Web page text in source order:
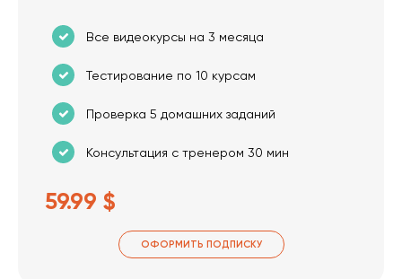
Все видеокурсы на 3 месяца
Тестирование по 10 курсам
Проверка 5 домашних заданий
Консультация с тренером 30 мин
59.99 $
ОФОРМИТЬ ПОДПИСКУ